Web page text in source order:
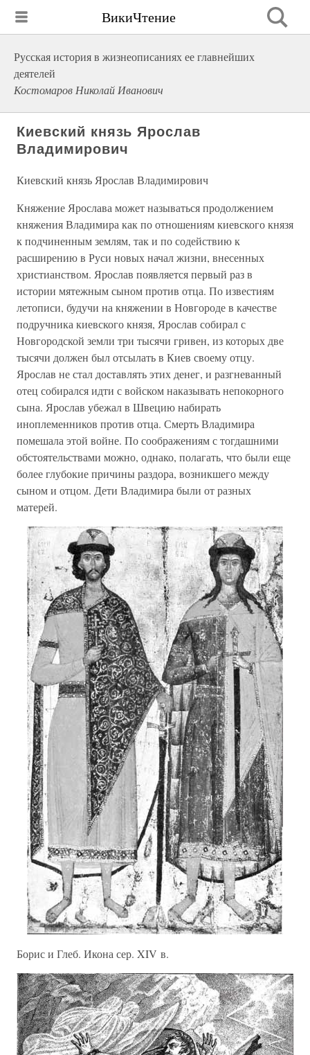
ВикиЧтение
Русская история в жизнеописаниях ее главнейших
деятелей
Костомаров Николай Иванович
Киевский князь Ярослав
Владимирович
Киевский князь Ярослав Владимирович
Княжение Ярослава может называться продолжением
княжения Владимира как по отношениям киевского князя
к подчиненным землям, так и по содействию к
расширению в Руси новых начал жизни, внесенных
христианством. Ярослав появляется первый раз в
истории мятежным сыном против отца. По известиям
летописи, будучи на княжении в Новгороде в качестве
подручника киевского князя, Ярослав собирал с
Новгородской земли три тысячи гривен, из которых две
тысячи должен был отсылать в Киев своему отцу.
Ярослав не стал доставлять этих денег, и разгневанный
отец собирался идти с войском наказывать непокорного
сына. Ярослав убежал в Швецию набирать
иноплеменников против отца. Смерть Владимира
помешала этой войне. По соображениям с тогдашними
обстоятельствами можно, однако, полагать, что были еще
более глубокие причины раздора, возникшего между
сыном и отцом. Дети Владимира были от разных
матерей.
Борис и Глеб. Икона сер. XIV в.